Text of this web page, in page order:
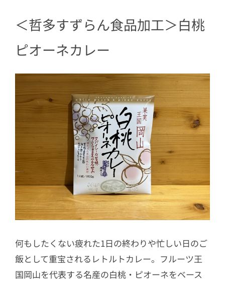
＜哲多すずらん食品加工＞白桃
ピオーネカレー
何もしたくない疲れた1日の終わりや忙しい日のご
飯として重宝されるレトルトカレー。フルーツ王
国岡山を代表する名産の白桃・ピオーネをベース